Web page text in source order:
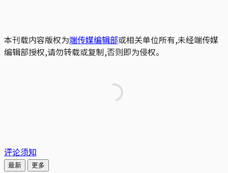
本刊载内容版权为端传媒编辑部或相关单位所有,未经端传媒
编辑部授权,请勿转载或复制,否则即为侵权。
评论须知
最新 更多